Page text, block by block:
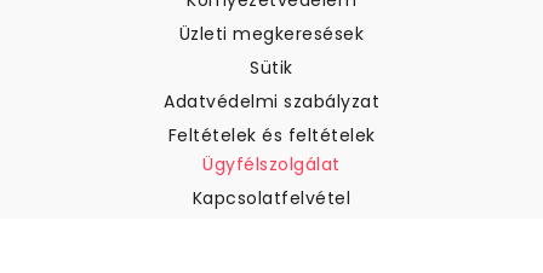
Üzleti megkeresések
Sütik
Adatvédelmi szabályzat
Feltételek és feltételek
Ügyfélszolgálat
Kapcsolatfelvétel